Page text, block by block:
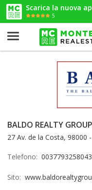
Scarica la nuova
5
BALDO REALTY GROUP
27 Av. de la Costa, 98000
Telefono: 0037793258043
Sito: